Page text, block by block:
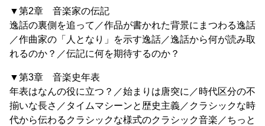
▼第2章 音楽家の伝記
逸話の裏側を追って／作品が書かれた背景にまつわる逸話
／作曲家の「人となり」を示す逸話／逸話から何が読み取
れるのか？／伝記に何を期待するのか？
▼第3章 音楽史年表
年表はなんの役に立つ？／始まりは唐突に／時代区分の不
揃いな長さ／タイムマシーンと歴史主義／クラシックな時
代から伝わるクラシックな様式のクラシック音楽／ちっと